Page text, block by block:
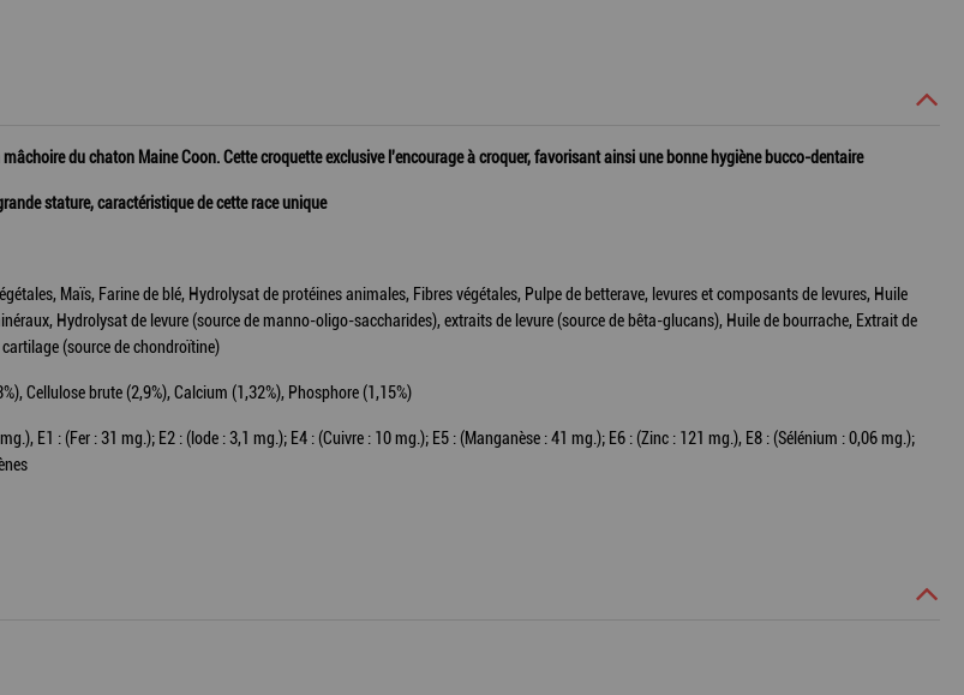
du chaton Maine Coon. Cette croquette exclusive l'encourage à croquer, favorisant ainsi une bonne hygiène bucco-dentaire
stature, caractéristique de cette race unique
Maïs, Farine de blé, Hydrolysat de protéines animales, Fibres végétales, Pulpe de betterave, levures et composants de levures, Huile
Hydrolysat de levure (source de manno-oligo-saccharides), extraits de levure (source de bêta-glucans), Huile de bourrache, Extrait de
(source de chondroïtine)
Cellulose brute (2,9%), Calcium (1,32%), Phosphore (1,15%)
E1 : (Fer : 31 mg.); E2 : (lode : 3,1 mg.); E4 : (Cuivre : 10 mg.); E5 : (Manganèse : 41 mg.); E6 : (Zinc : 121 mg.), E8 : (Sélénium : 0,06 mg.);